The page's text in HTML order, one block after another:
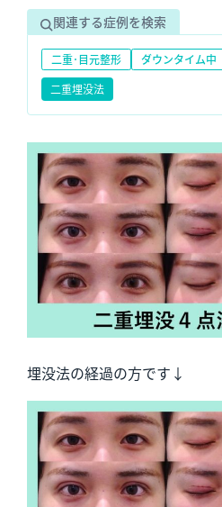
関連する症例を検索
二重･目元整形
ダウンタイム中
二重埋没法
埋没法の経過の方です↓